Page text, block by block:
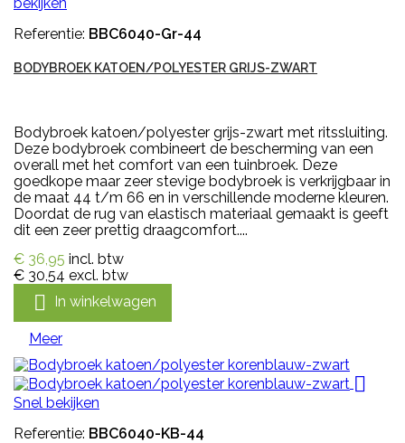
Referentie: BBC6040-Gr-44
BODYBROEK KATOEN/POLYESTER GRIJS-ZWART
Bodybroek katoen/polyester grijs-zwart met ritssluiting.
Deze bodybroek combineert de bescherming van een
overall met het comfort van een tuinbroek. Deze
goedkope maar zeer stevige bodybroek is verkrijgbaar in
de maat 44 t/m 66 en in verschillende moderne kleuren.
Doordat de rug van elastisch materiaal gemaakt is geeft
dit een zeer prettig draagcomfort....
€ 36,95 incl. btw
€ 30,54 excl. btw
 In winkelwagen
Meer

Snel bekijken
Referentie: BBC6040-KB-44